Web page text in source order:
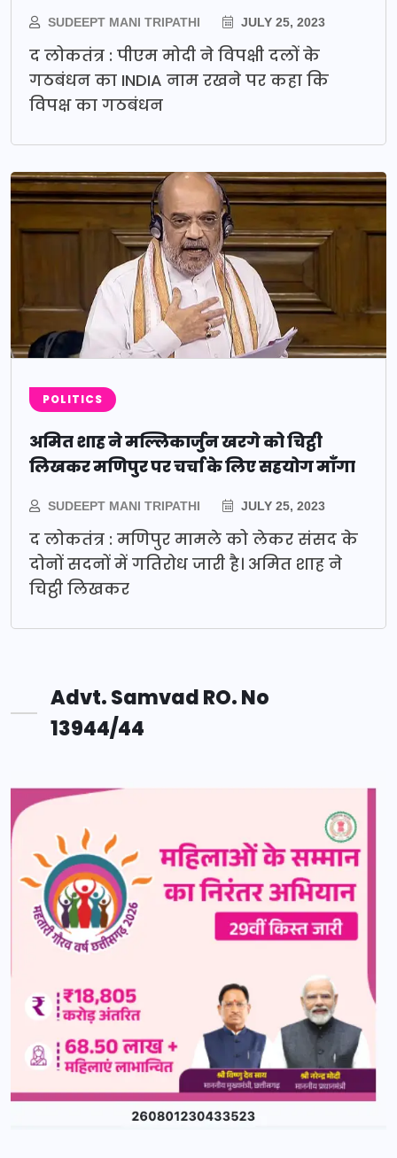
SUDEEPT MANI TRIPATHI JULY 25, 2023
द लोकतंत्र : पीएम मोदी ने विपक्षी दलों के
गठबंधन का INDIA नाम रखने पर कहा कि
विपक्ष का गठबंधन
POLITICS
अमित शाह ने मल्लिकार्जुन खरगे को चिट्ठी
लिखकर मणिपुर पर चर्चा के लिए सहयोग माँगा
SUDEEPT MANI TRIPATHI JULY 25, 2023
द लोकतंत्र : मणिपुर मामले को लेकर संसद के
दोनों सदनों में गतिरोध जारी है। अमित शाह ने
चिट्ठी लिखकर
Advt. Samvad RO. No
13944/44